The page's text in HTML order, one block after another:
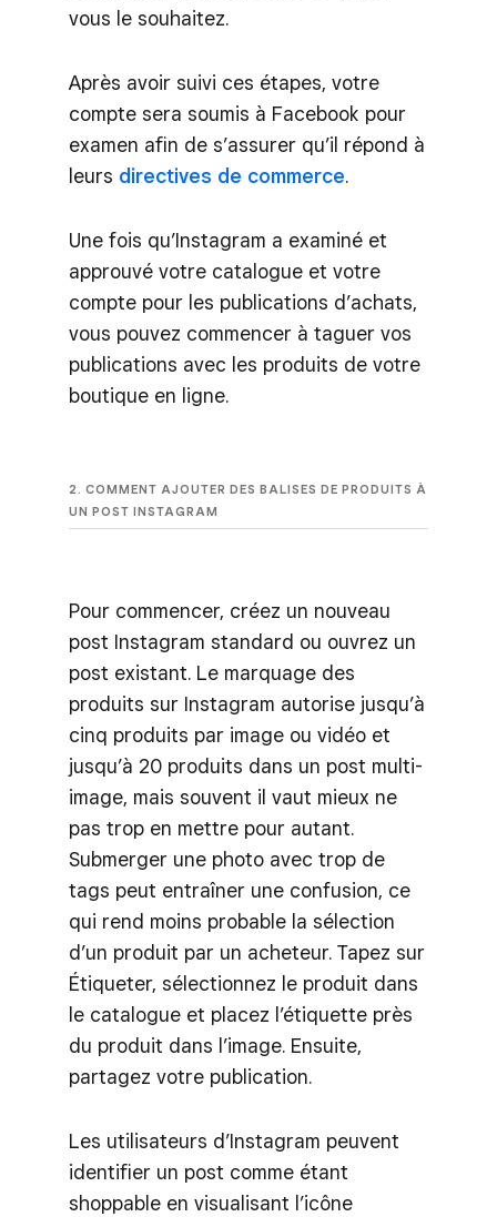
vous le souhaitez.
Après avoir suivi ces étapes, votre
compte sera soumis à Facebook pour
examen afin de s’assurer qu’il répond à
leurs directives de commerce.
Une fois qu’Instagram a examiné et
approuvé votre catalogue et votre
compte pour les publications d’achats,
vous pouvez commencer à taguer vos
publications avec les produits de votre
boutique en ligne.
2. COMMENT AJOUTER DES BALISES DE PRODUITS À
UN POST INSTAGRAM
Pour commencer, créez un nouveau
post Instagram standard ou ouvrez un
post existant. Le marquage des
produits sur Instagram autorise jusqu’à
cinq produits par image ou vidéo et
jusqu’à 20 produits dans un post multi-
image, mais souvent il vaut mieux ne
pas trop en mettre pour autant.
Submerger une photo avec trop de
tags peut entraîner une confusion, ce
qui rend moins probable la sélection
d’un produit par un acheteur. Tapez sur
Étiqueter, sélectionnez le produit dans
le catalogue et placez l’étiquette près
du produit dans l’image. Ensuite,
partagez votre publication.
Les utilisateurs d’Instagram peuvent
identifier un post comme étant
shoppable en visualisant l’icône